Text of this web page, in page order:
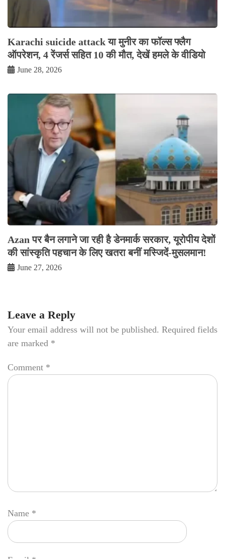
Karachi suicide attack या मुनीर का फॉल्स फ्लैग
ऑपरेशन, 4 रेंजर्स सहित 10 की मौत, देखें हमले के वीडियो
June 28, 2026
Azan पर बैन लगाने जा रही है डेनमार्क सरकार, यूरोपीय देशों
की सांस्कृति पहचान के लिए खतरा बनीं मस्जिदें-मुसलमान!
June 27, 2026
Leave a Reply
Your email address will not be published. Required fields
are marked *
Comment *
Name *